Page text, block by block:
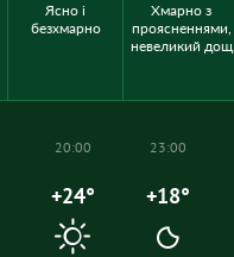
Ясно і
безхмарно
Хмарно з
проясненнями,
невеликий дощ
20:00
+24°
23:00
+18°